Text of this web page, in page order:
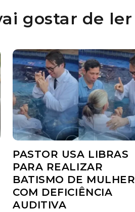
gostar de ler
PASTOR USA LIBRAS
PARA REALIZAR
BATISMO DE MULHER
COM DEFICIÊNCIA
AUDITIVA